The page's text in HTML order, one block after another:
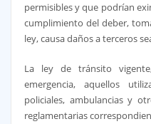
permisibles y que podrían
cumplimiento del deber,
ley, causa daños a terceros
La ley de tránsito
emergencia, aquellos
policiales, ambulancias y
reglamentarias